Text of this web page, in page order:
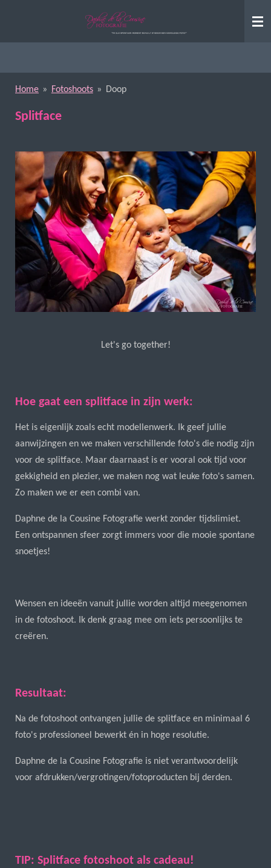
Home » Fotoshoots » Doop
Splitface
Let's go together!
Hoe gaat een splitface in zijn werk:
Het is eigenlijk zoals echt modellenwerk. Ik geef jullie
aanwijzingen en we maken verschillende foto's die nodig zijn
voor de splitface. Maar daarnaast is er vooral ook tijd voor
gekkigheid en plezier, we maken nog wat leuke foto's samen.
Zo maken we er een combi van.
Daphne de la Cousine Fotografie werkt zonder tijdslimiet.
Een ontspannen sfeer zorgt immers voor die mooie spontane
snoetjes!
Wensen en ideeën vanuit jullie worden altijd meegenomen
in de fotoshoot. Ik denk graag mee om iets persoonlijks te
creëren.
Resultaat:
Na de fotoshoot ontvangen jullie de splitface en minimaal 6
foto's professioneel bewerkt én in hoge resolutie.
Daphne de la Cousine Fotografie is niet verantwoordelijk
voor afdrukken/vergrotingen/fotoproducten bij derden.
TIP: Splitface fotoshoot als cadeau!